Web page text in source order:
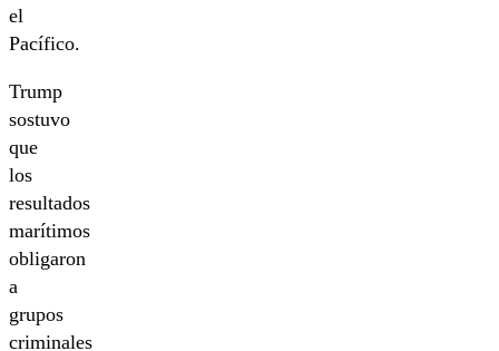
el
Pacífico.
Trump
sostuvo
que
los
resultados
marítimos
obligaron
a
grupos
criminales